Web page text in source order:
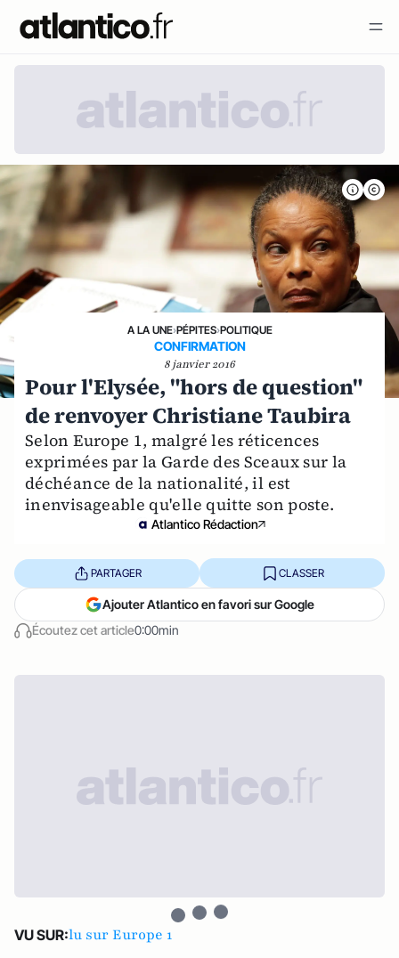
A LA UNE›PÉPITES›POLITIQUE
CONFIRMATION
8 janvier 2016
Pour l'Elysée, "hors de question"
de renvoyer Christiane Taubira
Selon Europe 1, malgré les réticences
exprimées par la Garde des Sceaux sur la
déchéance de la nationalité, il est
inenvisageable qu'elle quitte son poste.
Atlantico Rédaction
Écoutez cet article0:00min
PARTAGER CLASSER
Ajouter Atlantico en favori sur Google
VU SUR:lu sur Europe 1